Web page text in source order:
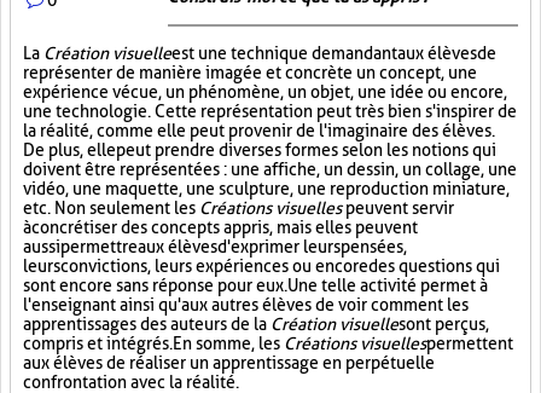
La Création visuelleest une technique demandant aux élèves de
représenter de manière imagée et concrète un concept, une
expérience vécue, un phénomène, un objet, une idée ou encore,
une technologie. Cette représentation peut très bien s'inspirer de
la réalité, comme elle peut provenir de l'imaginaire des élèves.
De plus, elle peut prendre diverses formes selon les notions qui
doivent être représentées : une affiche, un dessin, un collage, une
vidéo, une maquette, une sculpture, une reproduction miniature,
etc. Non seulement les Créations visuellespeuvent servir
à concrétiser des concepts appris, mais elles peuvent
aussi permettre aux élèves d'exprimer leurs pensées,
leurs convictions, leurs expériences ou encore des questions qui
sont encore sans réponse pour eux. Une telle activité permet à
l'enseignant ainsi qu'aux autres élèves de voir comment les
apprentissages des auteurs de la Création visuellesont perçus,
compris et intégrés. En somme, les Créations visuellespermettent
aux élèves de réaliser un apprentissage en perpétuelle
confrontation avec la réalité.